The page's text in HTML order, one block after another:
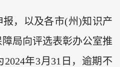
报，以及各市(州)知识产
局向评选表彰办公室推
年3月31日，逾期不